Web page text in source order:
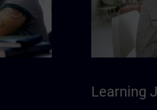
Learning